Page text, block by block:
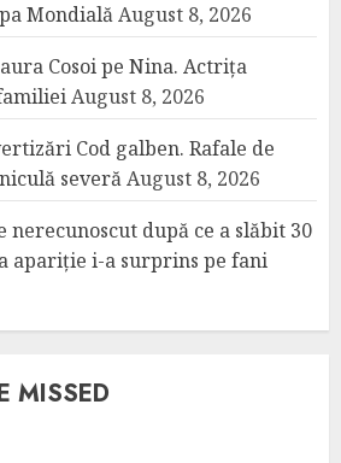
MondialăAugust 8, 2026
Cosoi pe Nina. Actrița
August 8, 2026
Cod galben. Rafale de
severăAugust 8, 2026
nerecunoscut după ce a slăbit 30
apariție i-a surprins pe fani
MISSED